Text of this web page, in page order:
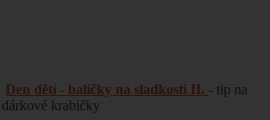
Den dětí - balíčky na sladkosti II. - tip na
dárkové krabičky